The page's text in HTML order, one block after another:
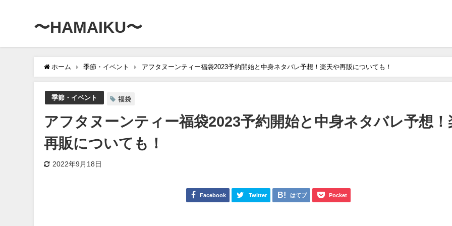
〜HAMAIKU〜
ホーム 季節・イベント アフタヌーンティー福袋2023予約開始と中身ネタバレ予想！楽天や再販についても！
季節・イベント 福袋
アフタヌーンティー福袋2023予約開始と中身ネタバレ予想！
再販についても！
2022年9月18日
Facebook Twitter はてブ Pocket